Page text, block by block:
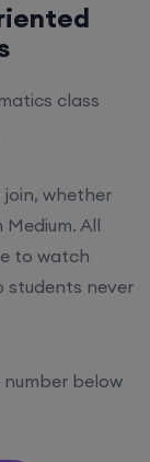
class
join, whether
All
to watch
students never
below